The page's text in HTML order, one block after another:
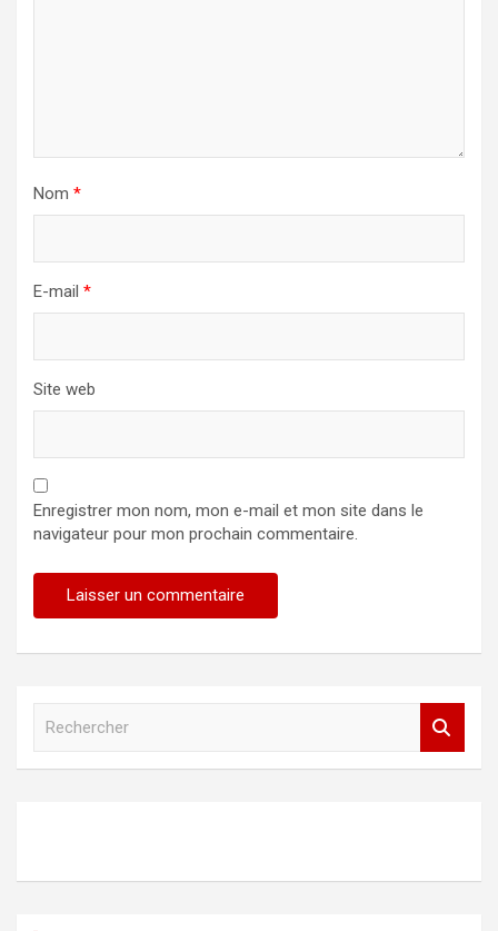
Nom *
E-mail *
Site web
Enregistrer mon nom, mon e-mail et mon site dans le
navigateur pour mon prochain commentaire.
h